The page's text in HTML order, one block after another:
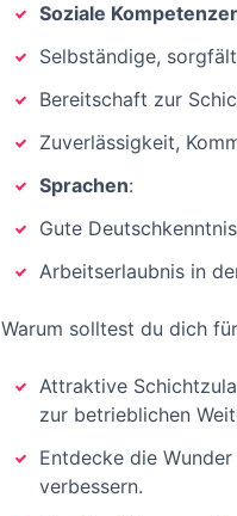
Soziale
Selbständige,
Bereitschaft zur
Zuverlässigkeit,
Sprachen:
Gute
Arbeitserlaubnis in
Warum solltest du dich
Attraktive
zur betrieblichen
Entdecke die
verbessern.